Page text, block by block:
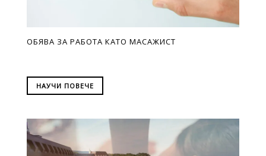
ОБЯВА ЗА РАБОТА КАТО МАСАЖИСТ
НАУЧИ ПОВЕЧЕ